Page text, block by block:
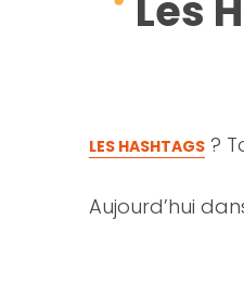
LES HASHTAGS ?
Aujourd’hui